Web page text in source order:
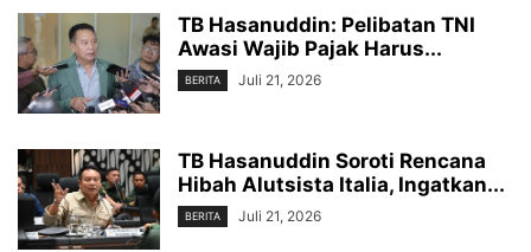
TB Hasanuddin: Pelibatan TNI
Awasi Wajib Pajak Harus...
BERITA Juli 21, 2026
TB Hasanuddin Soroti Rencana
Hibah Alutsista Italia, Ingatkan...
BERITA Juli 21, 2026